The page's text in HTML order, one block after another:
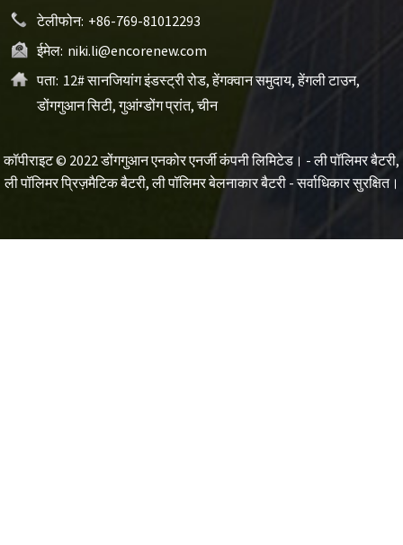
टेलीफोन: +86-769-81012293
ईमेल: niki.li@encorenew.com
पता: 12# सानजियांग इंडस्ट्री रोड, हेंगक्वान समुदाय, हेंगली टाउन,
डोंगगुआन सिटी, गुआंग्डोंग प्रांत, चीन
कॉपीराइट © 2022 डोंगगुआन एनकोर एनर्जी कंपनी लिमिटेड। - ली पॉलिमर बैटरी,
ली पॉलिमर प्रिज़मैटिक बैटरी, ली पॉलिमर बेलनाकार बैटरी - सर्वाधिकार सुरक्षित।